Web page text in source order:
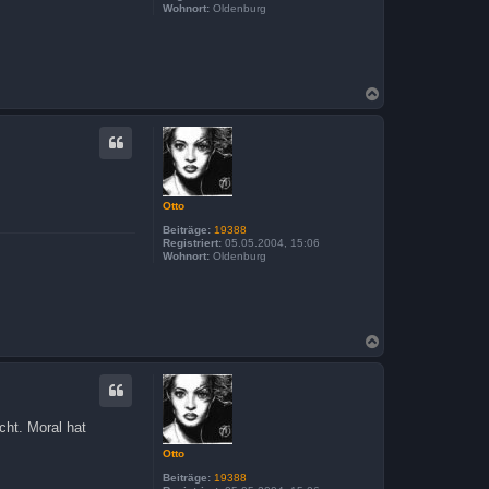
Wohnort: Oldenburg
a
c
Otto
Beiträge: 19388
Registriert: 05.05.2004, 15:06
Wohnort: Oldenburg
a
c
Otto
Beiträge: 19388
Moral hat